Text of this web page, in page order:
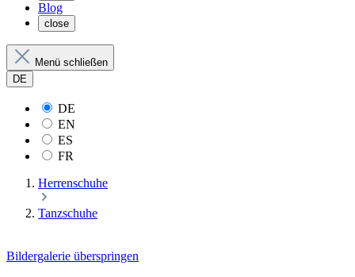
Blog
close
Menü schließen
DE
DE
EN
ES
FR
Herrenschuhe
Tanzschuhe
Bildergalerie überspringen